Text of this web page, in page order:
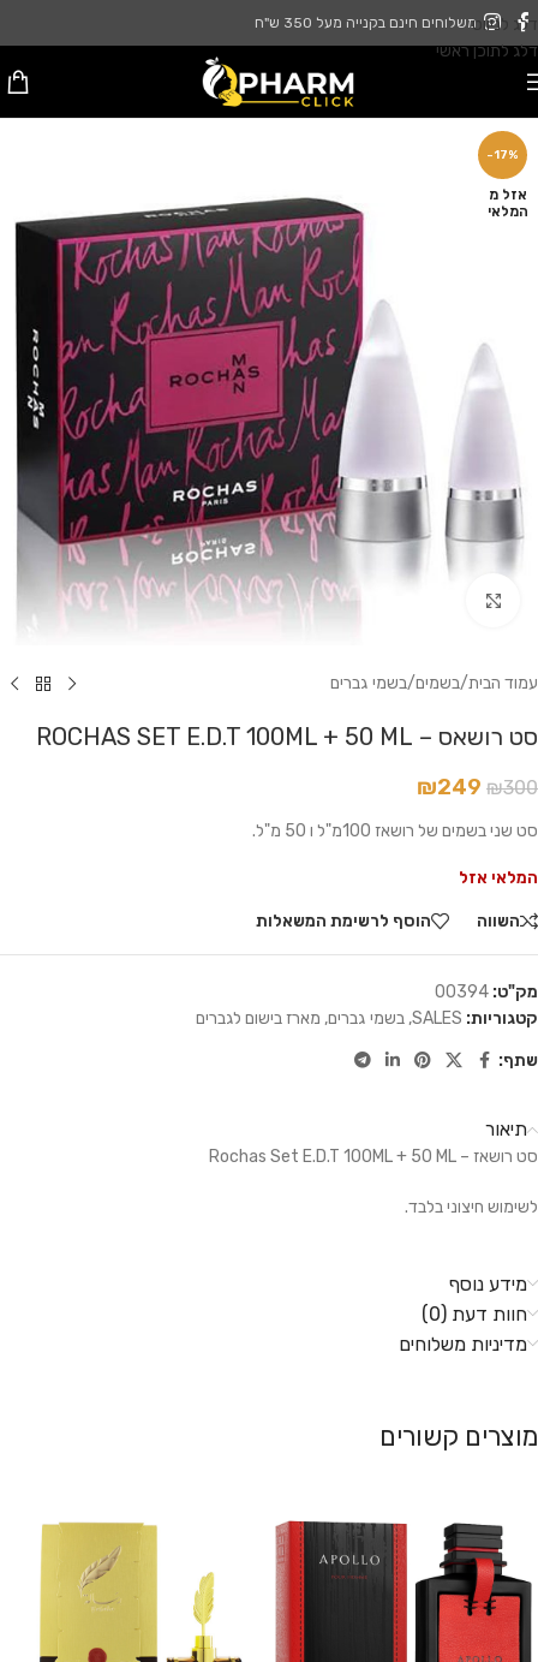
דלג לניווט
דלג לתוכן ראשי
משלוחים חינם בקנייה מעל 350 ש"ח
-17%
אזל מ
המלאי
עמוד הבית/בשמים/בשמי גברים
סט רושאס – ROCHAS SET E.D.T 100ML + 50 ML
₪300
₪249
סט שני בשמים של רושאז 100מ"ל ו 50 מ"ל.
המלאי אזל
השווה הוסף לרשימת המשאלות
מק"ט: 00394
קטגוריות: SALES
, בשמי גברים, מארז בישום לגברים
שתף:
תיאור
סט רושאז – Rochas Set E.D.T 100ML + 50 ML
לשימוש חיצוני בלבד.
מידע נוסף
חוות דעת (0)
מדיניות משלוחים
מוצרים קשורים